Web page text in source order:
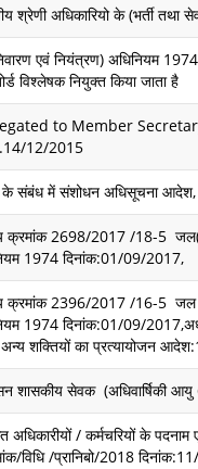
श्रेणी अधिकारियो के (भर्ती तथा
एवं नियंत्रण) अधिनियम
विश्लेषक नियुक्त किया जाता है
to Member
12/2015
के संबंध में संशोधन अधिसूचना
क्रमांक 2698/2017 /18-5
1974 दिनांक:01/09/2017,
क्रमांक 2396/2017 /16-5 जल
1974 दिनांक:01/09/
शक्तियों का प्रत्यायोजन
शासकीय सेवक (अधिवार्षिकी आयु
अधिकारीयों / कर्मचरियों के पदनाम
विधि /प्रानिबो/2018